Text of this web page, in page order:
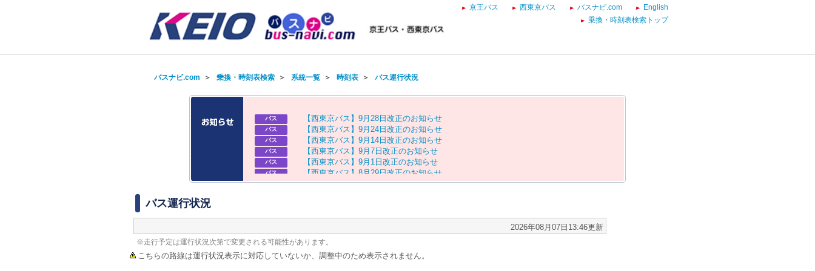
京王バス 西東京バス バスナビ.com
English
乗換・時刻表検索トップ
バスナビ.com ＞ 乗換・時刻表検索＞ 系統一覧＞ 時刻表＞ バス運行状況
バス 【西東京バス 】 9月 28 日 改正のお知 らせ
バス 【西東京バス 】 9月 24 日 改正のお知 らせ
バス 【西東京バス 】 9月 14 日 改正のお知 らせ
バス 【西東京バス 】 9月 7 日 改正のお知 らせ
バス 【西東京バス 】 9月 1 日 改正のお知 らせ
バス 【西東京バス 】 8 月 29日改正のお知 らせ
バス 【京王バス】お盆ダイヤのお知らせ
バス運行状況
2026年08月07日13:46更新
※走行予定は運行状況次第で変更される可能性があります。
こちらの路線は運行状況表示に対応していないか、調整中のため表示されません。